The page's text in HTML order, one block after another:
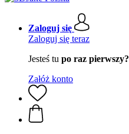
Zaloguj się
Zaloguj się teraz
Jesteś tu po raz pierwszy?
Załóż konto